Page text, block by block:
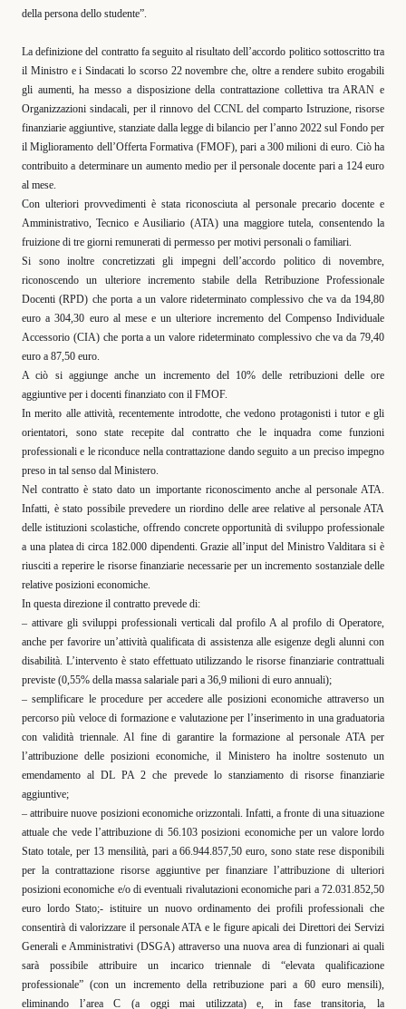
della persona dello studente”.
La definizione del contratto fa seguito al risultato dell’accordo politico sottoscritto tra
il Ministro e i Sindacati lo scorso 22 novembre che, oltre a rendere subito erogabili
gli aumenti, ha messo a disposizione della contrattazione collettiva tra ARAN e
Organizzazioni sindacali, per il rinnovo del CCNL del comparto Istruzione, risorse
finanziarie aggiuntive, stanziate dalla legge di bilancio per l’anno 2022 sul Fondo per
il Miglioramento dell’Offerta Formativa (FMOF), pari a 300 milioni di euro. Ciò ha
contribuito a determinare un aumento medio per il personale docente pari a 124 euro
al mese.
Con ulteriori provvedimenti è stata riconosciuta al personale precario docente e
Amministrativo, Tecnico e Ausiliario (ATA) una maggiore tutela, consentendo la
fruizione di tre giorni remunerati di permesso per motivi personali o familiari.
Si sono inoltre concretizzati gli impegni dell’accordo politico di novembre,
riconoscendo un ulteriore incremento stabile della Retribuzione Professionale
Docenti (RPD) che porta a un valore rideterminato complessivo che va da 194,80
euro a 304,30 euro al mese e un ulteriore incremento del Compenso Individuale
Accessorio (CIA) che porta a un valore rideterminato complessivo che va da 79,40
euro a 87,50 euro.
A ciò si aggiunge anche un incremento del 10% delle retribuzioni delle ore
aggiuntive per i docenti finanziato con il FMOF.
In merito alle attività, recentemente introdotte, che vedono protagonisti i tutor e gli
orientatori, sono state recepite dal contratto che le inquadra come funzioni
professionali e le riconduce nella contrattazione dando seguito a un preciso impegno
preso in tal senso dal Ministero.
Nel contratto è stato dato un importante riconoscimento anche al personale ATA.
Infatti, è stato possibile prevedere un riordino delle aree relative al personale ATA
delle istituzioni scolastiche, offrendo concrete opportunità di sviluppo professionale
a una platea di circa 182.000 dipendenti. Grazie all’input del Ministro Valditara si è
riusciti a reperire le risorse finanziarie necessarie per un incremento sostanziale delle
relative posizioni economiche.
In questa direzione il contratto prevede di:
– attivare gli sviluppi professionali verticali dal profilo A al profilo di Operatore
anche per favorire un’attività qualificata di assistenza alle esigenze degli alunni con
disabilità. L’intervento è stato effettuato utilizzando le risorse finanziarie contrattuali
previste (0,55% della massa salariale pari a 36,9 milioni di euro annuali);
–semplificare le procedure per accedere alle posizioni economiche attraverso un
percorso più veloce di formazione e valutazione per l’inserimento in una graduatoria
con validità triennale. Al fine di garantire la formazione al personale ATA per
l’attribuzione delle posizioni economiche, il Ministero ha inoltre sostenuto un
emendamento al DL PA 2 che prevede lo stanziamento di risorse finanziarie
aggiuntive;
–attribuire nuove posizioni economiche orizzontali. Infatti, a fronte di unasituazione
attuale che vede l’attribuzione di 56.103 posizioni economicheper un valore lordo
Stato totale, per 13 mensilità, pari a66.944.857,50euro, sono state rese disponibili
per la contrattazione risorse aggiuntive per finanziare l’attribuzione di ulteriori
posizioni economiche e/o di eventuali rivalutazioni economiche pari a 72.031.852,50
euro lordo Stato;-istituire un nuovo ordinamento dei profili professionali che
consentirà di valorizzare il personale ATA e le figure apicali dei Direttori dei Servizi
Generali e Amministrativi (DSGA) attraverso una nuova area di funzionari ai quali
sarà possibile attribuire un incarico triennale di “elevata qualificazione
professionale” (con un incremento della retribuzione pari a 60 euro mensili),
eliminando l’area C (a oggi mai utilizzata) e, in fase transitoria, la